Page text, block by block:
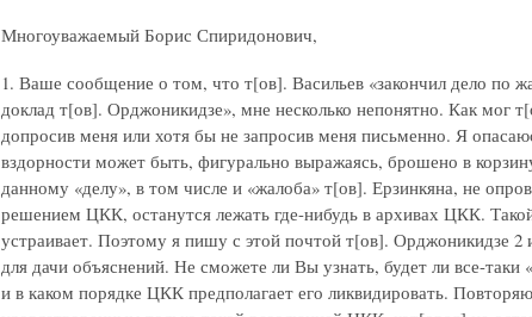
Многоуважаемый Борис Спиридонович,
1. Ваше сообщение о том, что т[ов]. Васильев «закончил дело по
доклад т[ов]. Орджоникидзе», мне несколько непонятно. Как мог
допросив меня или хотя бы не запросив меня письменно. Я
вздорности может быть, фигурально выражаясь, брошено в
данному «делу», в том числе и «жалоба» т[ов]. Ерзинкяна, не
решением ЦКК, останутся лежать где-нибудь в архивах ЦКК.
устраивает. Поэтому я пишу с этой почтой т[ов]. Орджоникидзе
для дачи объяснений. Не сможете ли Вы узнать, будет ли все-таки
и в каком порядке ЦКК предполагает его ликвидировать.